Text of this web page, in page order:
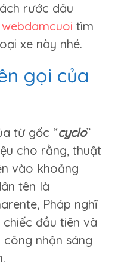
rước dâu
webdamcuoi tìm
xe này nhé.
gọi của
từ gốc “cyclo”
cho rằng, thuật
vào khoảng
tên là
Pháp nghĩ
đầu tiên và
nhận sáng